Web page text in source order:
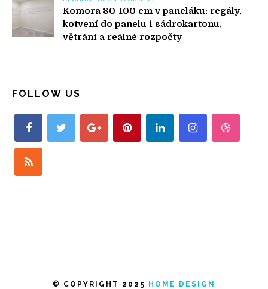
Komora 80-100 cm v paneláku: regály,
kotvení do panelu i sádrokartonu,
větrání a reálné rozpočty
FOLLOW US
© COPYRIGHT 2025 HOME DESIGN